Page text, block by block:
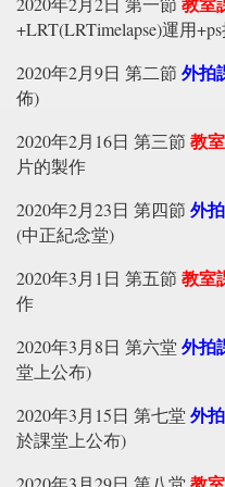
+LRT(LRTimelapse)運用+ps
2020年2月9日 第二節 外拍
佈)
2020年2月16日 第三節 教
片的製作
2020年2月23日 第四節 外
(中正紀念堂)
2020年3月1日 第五節 教室
作
2020年3月8日 第六堂 外拍
堂上公布)
2020年3月15日 第七堂 外
於課堂上公布)